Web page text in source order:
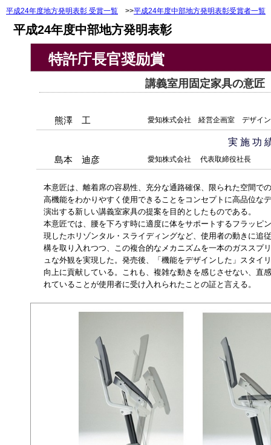
平成24年度地方発明表彰 受賞一覧 >>平成24年度中部地方発明表彰受賞者一覧
平成24年度中部地方発明表彰
特許庁長官奨励賞
講義室用固定家具の意匠
熊澤 工 愛知株式会社 経営企画室 デザイ
実 施 功
島本 迪彦
愛知株式会社 代表取締役社長
本意匠は、離着席の容易性、充分な通路確保、限られた空間で
高機能をわかりやすく使用できることをコンセプトに高品位な
演出する新しい講義室家具の提案を目的としたものである。
本意匠では、腰を下ろす時に適度に体をサポートするフラッピ
現したホリゾンタル・スライディングなど、使用者の動きに追
構を取り入れつつ、この複合的なメカニズムを一本のガススプ
ュな外観を実現した。発売後、「機能をデザインした」スタイ
向上に貢献している。これも、複雑な動きを感じさせない、直
れていることが使用者に受け入れられたことの証と言える。